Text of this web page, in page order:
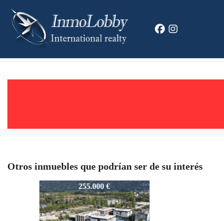
Otros inmuebles que podrían ser de su interés
2623
255.000 €